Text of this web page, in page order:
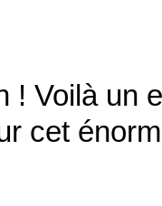
! Voilà un
cet